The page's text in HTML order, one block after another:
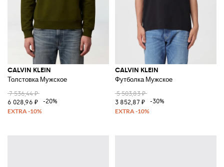
CALVIN KLEIN
Толстовка Мужское
7 536,44 ₽
6 028,96 ₽
-20%
CALVIN KLEIN
Футболка Мужское
5 503,83 ₽
3 852,87 ₽
-30%